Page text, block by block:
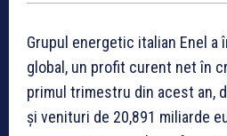
Grupul energetic italian Enel a
global, un profit curent net în
primul trimestru din acest an,
şi venituri de 20,891 miliarde